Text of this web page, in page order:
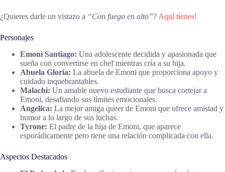
¿Quieres darle un vistazo a “Con fuego en alto”? Aquí tienes!
Personajes
Emoni Santiago: Una adolescente decidida y apasionada que
sueña con convertirse en chef mientras cría a su hija.
Abuela Gloria: La abuela de Emoni que proporciona apoyo y
cuidado inquebrantables.
Malachi: Un amable nuevo estudiante que busca cortejar a
Emoni, desafiando sus límites emocionales.
Angelica: La mejor amiga queer de Emoni que ofrece amistad y
humor a lo largo de sus luchas.
Tyrone: El padre de la hija de Emoni, que aparece
esporádicamente pero tiene una relación complicada con ella.
Aspectos Destacados